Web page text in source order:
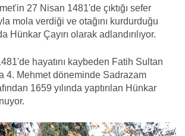
27 Nisan 1481'de çıktığı sefer
mola verdiği ve otağını kurdurduğu
Hünkar Çayırı olarak adlandırılıyor.
hayatını kaybeden Fatih Sultan
4. Mehmet döneminde Sadrazam
1659 yılında yaptırılan Hünkar